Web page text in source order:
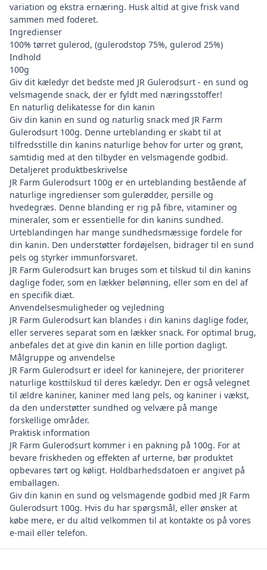
variation og ekstra ernæring. Husk altid at give frisk vand
sammen med foderet.
Ingredienser
100% tørret gulerod, (gulerodstop 75%, gulerod 25%)
Indhold
100g
Giv dit kæledyr det bedste med JR Gulerodsurt - en sund og
velsmagende snack, der er fyldt med næringsstoffer!
En naturlig delikatesse for din kanin
Giv din kanin en sund og naturlig snack med JR Farm
Gulerodsurt 100g. Denne urteblanding er skabt til at
tilfredsstille din kanins naturlige behov for urter og grønt,
samtidig med at den tilbyder en velsmagende godbid.
Detaljeret produktbeskrivelse
JR Farm Gulerodsurt 100g er en urteblanding bestående af
naturlige ingredienser som gulerødder, persille og
hvedegræs. Denne blanding er rig på fibre, vitaminer og
mineraler, som er essentielle for din kanins sundhed.
Urteblandingen har mange sundhedsmæssige fordele for
din kanin. Den understøtter fordøjelsen, bidrager til en sund
pels og styrker immunforsvaret.
JR Farm Gulerodsurt kan bruges som et tilskud til din kanins
daglige foder, som en lækker belønning, eller som en del af
en specifik diæt.
Anvendelsesmuligheder og vejledning
JR Farm Gulerodsurt kan blandes i din kanins daglige foder,
eller serveres separat som en lækker snack. For optimal brug,
anbefales det at give din kanin en lille portion dagligt.
Målgruppe og anvendelse
JR Farm Gulerodsurt er ideel for kaninejere, der prioriterer
naturlige kosttilskud til deres kæledyr. Den er også velegnet
til ældre kaniner, kaniner med lang pels, og kaniner i vækst,
da den understøtter sundhed og velvære på mange
forskellige områder.
Praktisk information
JR Farm Gulerodsurt kommer i en pakning på 100g. For at
bevare friskheden og effekten af urterne, bør produktet
opbevares tørt og køligt. Holdbarhedsdatoen er angivet på
emballagen.
Giv din kanin en sund og velsmagende godbid med JR Farm
Gulerodsurt 100g. Hvis du har spørgsmål, eller ønsker at
købe mere, er du altid velkommen til at kontakte os på vores
e-mail eller telefon.